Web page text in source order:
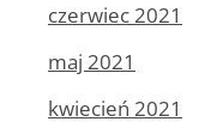
czerwiec 2021
maj 2021
kwiecień 2021